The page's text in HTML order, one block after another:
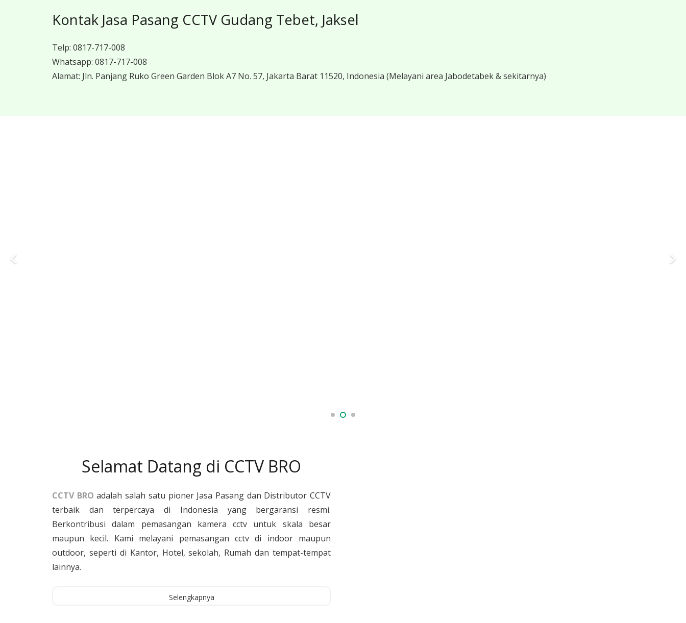
Kontak Jasa Pasang CCTV Gudang Tebet, Jaksel
Telp: 0817-717-008
Whatsapp: 0817-717-008
Alamat: Jln. Panjang Ruko Green Garden Blok A7 No. 57, Jakarta Barat 11520, Indonesia (Melayani area Jabodetabek & sekitarnya)
Selamat Datang di CCTV BRO
CCTV BRO adalah salah satu pioner Jasa Pasang dan Distributor CCTV
terbaik dan terpercaya di Indonesia yang bergaransi resmi.
Berkontribusi dalam pemasangan kamera cctv untuk skala besar
maupun kecil. Kami melayani pemasangan cctv di indoor maupun
outdoor, seperti di Kantor, Hotel, sekolah, Rumah dan tempat-tempat
lainnya.
Selengkapnya